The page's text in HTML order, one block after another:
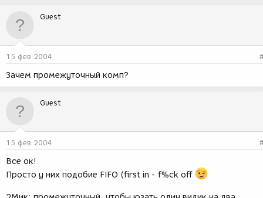
Guest
15 фев 2004
Зачем промежуточный комп?
Guest
15 фев 2004
Все ок!
Просто у них подобие FIFO (first in - f%ck off